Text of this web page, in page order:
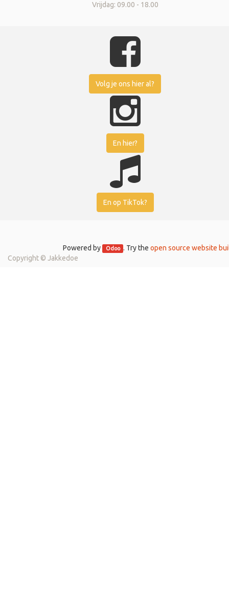
Vrijdag: 09.00 - 18.00
Volg je ons hier al?
En hier?
En op TikTok?
Powered by Odoo . Try the open source website
Copyright © Jakkedoe